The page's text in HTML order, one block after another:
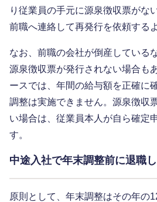
り従業員の手元に源泉徴収票がな
前職へ連絡して再発行を依頼する
なお、前職の会社が倒産している
源泉徴収票が発行されない場合も
ースでは、年間の給与額を正確に
調整は実施できません。源泉徴収
い場合は、従業員本人が自ら確定
す。
中途入社で年末調整前に退職
原則として、年末調整はその年の